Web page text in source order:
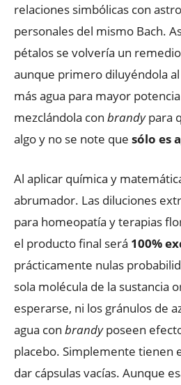
relaciones simbólicas con
personales del mismo Bach.
pétalos se volvería un
aunque primero diluyéndola
más agua para mayor
mezclándola con brandypara
algo y no se note que sólo es
Al aplicar química y
abrumador. Las diluciones
para homeopatía y terapias
el producto final será 100%
prácticamente nulas
sola molécula de la sustancia
esperarse, ni los gránulos de
agua con brandyposeen
placebo. Simplemente tienen
dar cápsulas vacías. Aunque